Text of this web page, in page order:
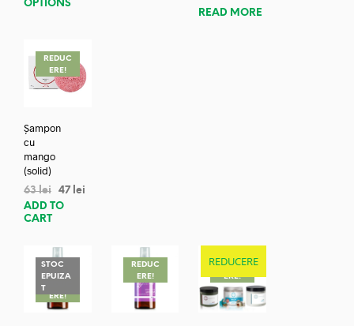
OPTIONS
READ MORE
REDUC
ERE!
Șampon
cu
mango
(solid)
63lei 47 lei
ADD TO
CART
STOC
EPUIZA
TREDUC
ERE!
REDUC
ERE!
REDUCERE
REDUC
ERE!